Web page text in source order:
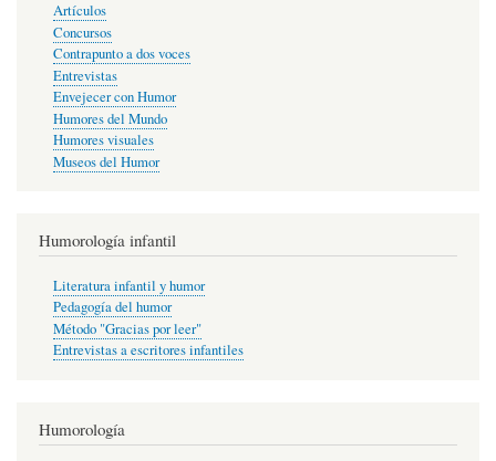
Artículos
Concursos
Contrapunto a dos voces
Entrevistas
Envejecer con Humor
Humores del Mundo
Humores visuales
Museos del Humor
Humorología infantil
Literatura infantil y humor
Pedagogía del humor
Método "Gracias por leer"
Entrevistas a escritores infantiles
Humorología